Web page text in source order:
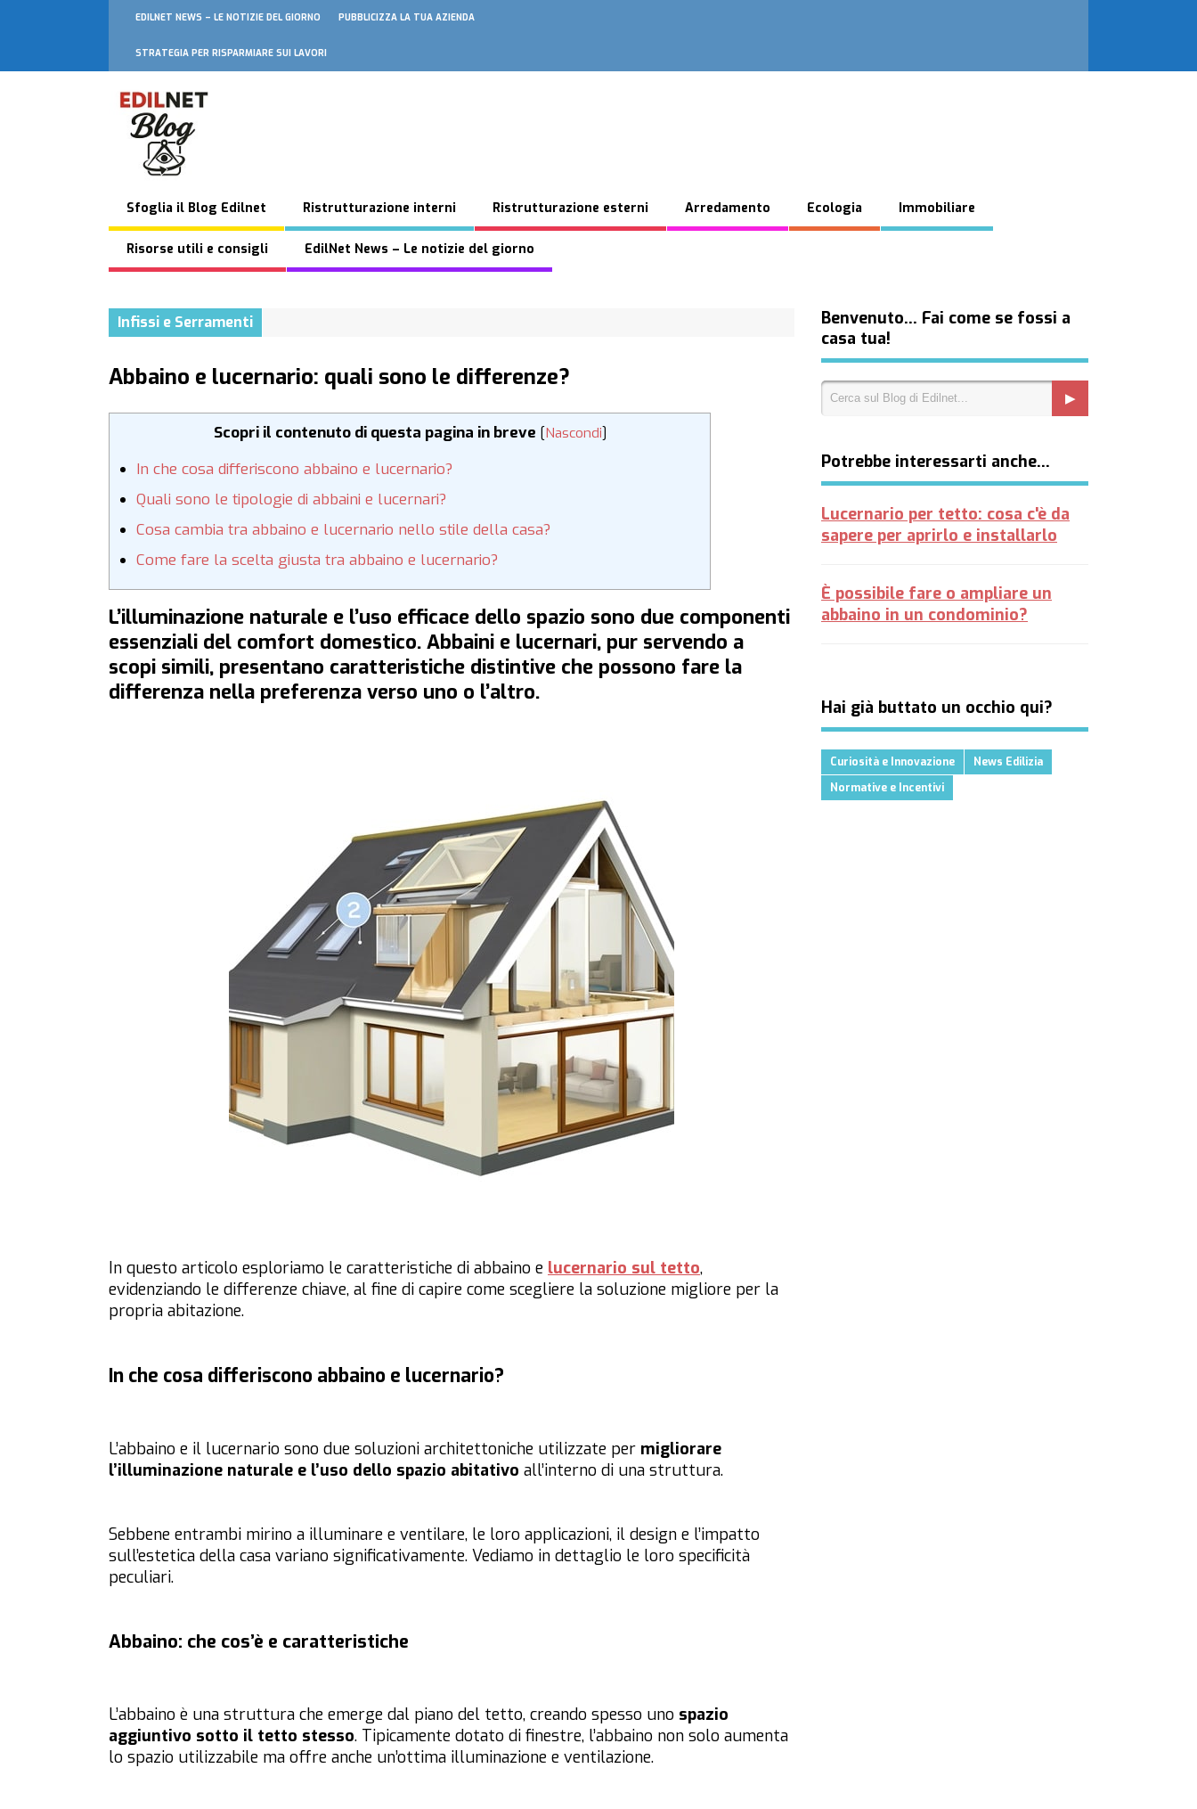
EDILNET NEWS – LE NOTIZIE DEL GIORNO PUBBLICIZZA LA TUA AZIENDA
STRATEGIA PER RISPARMIARE SUI LAVORI
Sfoglia il Blog Edilnet Ristrutturazione interni Ristrutturazione esterni Arredamento Ecologia Immobiliare
Risorse utili e consigli EdilNet News – Le notizie del giorno
Infissi e Serramenti
Abbaino e lucernario: quali sono le differenze?
Scopri il contenuto di questa pagina in breve [Nascondi]
In che cosa differiscono abbaino e lucernario?
Quali sono le tipologie di abbaini e lucernari?
Cosa cambia tra abbaino e lucernario nello stile della casa?
Come fare la scelta giusta tra abbaino e lucernario?
L’illuminazione naturale e l’uso efficace dello spazio sono due componenti
essenziali del comfort domestico. Abbaini e lucernari, pur servendo a
scopi simili, presentano caratteristiche distintive che possono fare la
differenza nella preferenza verso uno o l’altro.
In questo articolo esploriamo le caratteristiche di abbaino e lucernario sul tetto,
evidenziando le differenze chiave, al fine di capire come scegliere la soluzione migliore per la
propria abitazione.
In che cosa differiscono abbaino e lucernario?
L’abbaino e il lucernario sono due soluzioni architettoniche utilizzate per migliorare
l’illuminazione naturale e l’uso dello spazio abitativo all’interno di una struttura.
Sebbene entrambi mirino a illuminare e ventilare, le loro applicazioni, il design e l’impatto
sull’estetica della casa variano significativamente. Vediamo in dettaglio le loro specificità
peculiari.
Abbaino: che cos’è e caratteristiche
L’abbaino è una struttura che emerge dal piano del tetto, creando spesso uno spazio
aggiuntivo sotto il tetto stesso. Tipicamente dotato di finestre, l’abbaino non solo aumenta
lo spazio utilizzabile ma offre anche un’ottima illuminazione e ventilazione.
Benvenuto… Fai come se fossi a
casa tua!
Potrebbe interessarti anche…
Lucernario per tetto: cosa c'è da
sapere per aprirlo e installarlo
È possibile fare o ampliare un
abbaino in un condominio?
Hai già buttato un occhio qui?
Curiosità e Innovazione
News Edilizia
Normative e Incentivi